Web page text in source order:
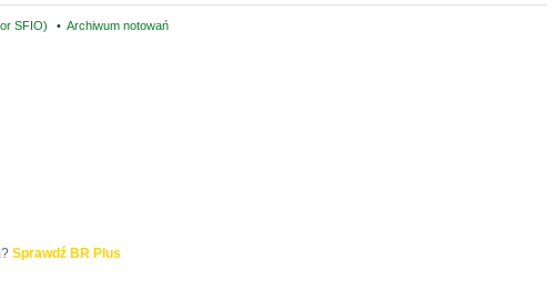
SFIO) • Archiwum notowań
Sprawdź BR Plus